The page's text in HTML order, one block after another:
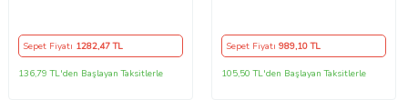
Sepet Fiyatı 1282,47 TL
136,79 TL'den Başlayan Taksitlerle
Sepet Fiyatı989,10 TL
105,50 TL'den Başlayan Taksitlerle